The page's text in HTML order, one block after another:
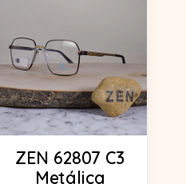
ZEN 62807 C3
Metálica